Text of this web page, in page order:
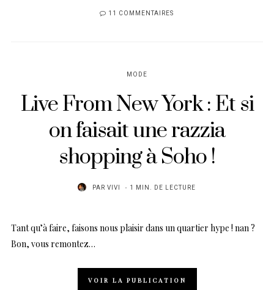
11 COMMENTAIRES
MODE
Live From New York : Et si
on faisait une razzia
shopping à Soho !
PAR VIVI 1 MIN. DE LECTURE
Tant qu’à faire, faisons nous plaisir dans un quartier hype ! nan ?
Bon, vous remontez…
VOIR LA PUBLICATION